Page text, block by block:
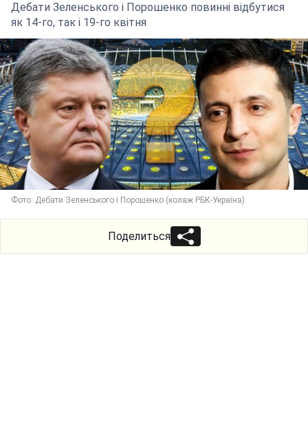
Дебати Зеленського і Порошенко повинні відбутися
як 14-го, так і 19-го квітня
Фото: Дебати Зеленського і Порошенко (колаж РБК-Україна)
Поделиться